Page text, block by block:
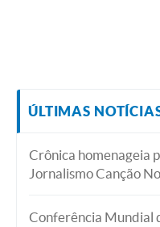
ÚLTIMAS
Crônica homenageia
Jornalismo Canção
Conferência Mundial